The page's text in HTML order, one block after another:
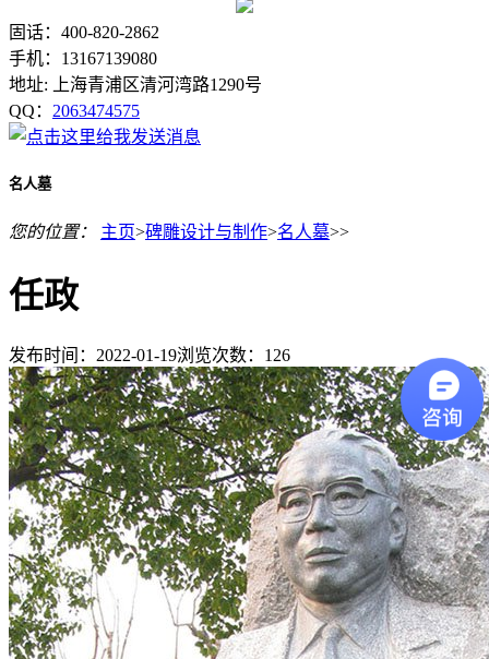
固话：400-820-2862
手机：13167139080
地址: 上海青浦区清河湾路1290号
QQ： 2063474575
名人墓
您的位置： 主页>碑雕设计与制作>名人墓>>
任政
发布时间：2022-01-19浏览次数： 126